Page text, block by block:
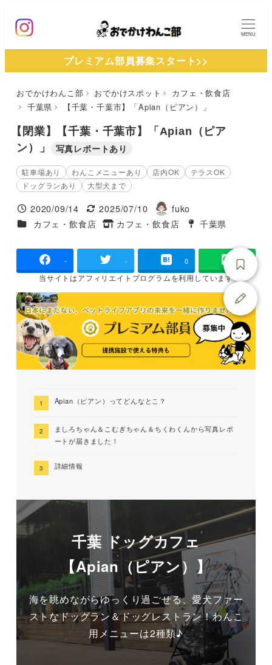
ン
MENU
プレミアム部員募集スタート>>
おでかけわんこ部 おでかけスポット
カフェ・飲食店
千葉県
【千葉・千葉市】「Apian（ピアン）」
【閉業】【千葉・千葉市】「Apian（ピア
ン）」
写真レポートあり
駐車場あり わんこメニューあり 店内OK
テラスOK
ドッグランあり
大型犬まで
投稿日
2020/09/14
更新日
2025/07/10
著
者
fuko
施設ジャンル
カフェ・飲食店
タグ
カフェ・飲食店
タグ
千葉県
- - 0
当サイトはアフィリエイトプログラムを利用しています
Apian（ピアン）ってどんなとこ？
ましろちゃん＆こむぎちゃん＆ちくわくんから写真レポ
ートが届きました！
詳細情報
千葉 ドッグカフェ
【Apian（ピアン）】
海を眺めながらゆっくり過ごせる、愛犬ファー
ストなドッグラン＆ドッグレストラン！わんこ
用メニューは2種類♪